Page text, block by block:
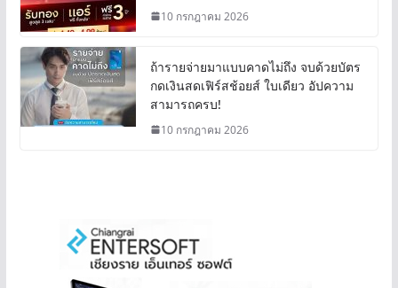
10 กรกฎาคม 2026
ถ้ารายจ่ายมาแบบคาดไม่ถึง จบด้วยบัตร
กดเงินสดเฟิร์สช้อยส์ ใบเดียว อัปความ
สามารถครบ!
10 กรกฎาคม 2026